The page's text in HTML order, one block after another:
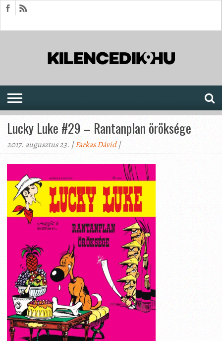
Lucky Luke #29 – Rantanplan öröksége
2017. augusztus 23. |Farkas Dávid|